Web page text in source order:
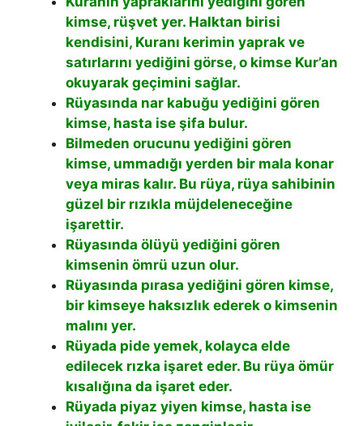
kimse, rüşvet yer. Halktan birisi
kendisini, Kuranı kerimin yaprak ve
satırlarını yediğini görse, o kimse Kur’an
okuyarak geçimini sağlar.
Rüyasında nar kabuğu yediğini gören
kimse, hasta ise şifa bulur.
Bilmeden orucunu yediğini gören
kimse, ummadığı yerden bir mala konar
veya miras kalır. Bu rüya, rüya sahibinin
güzel bir rızıkla müjdeleneceğine
işarettir.
Rüyasında ölüyü yediğini gören
kimsenin ömrü uzun olur.
Rüyasında pırasa yediğini gören kimse,
bir kimseye haksızlık ederek o kimsenin
malını yer.
Rüyada pide yemek, kolayca elde
edilecek rızka işaret eder. Bu rüya ömür
kısalığına da işaret eder.
Rüyada piyaz yiyen kimse, hasta ise